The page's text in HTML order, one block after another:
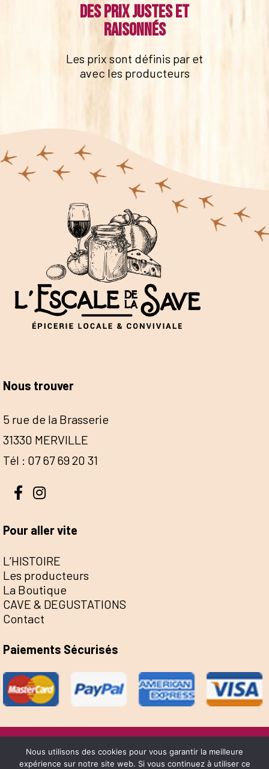
Des prix justes et
raisonnés
Les prix sont définis par et
avec les producteurs
Nous trouver
5 rue de la Brasserie
31330 MERVILLE
Tél : 07 67 69 20 31
Pour aller vite
L’HISTOIRE
Les producteurs
La Boutique
CAVE & DEGUSTATIONS
Contact
Paiements Sécurisés
@Escale de la Save 2022 - Réalisation Sophie
Nous utilisons des cookies pour vous garantir la meilleure
expérience sur notre site web. Si vous continuez à utiliser ce